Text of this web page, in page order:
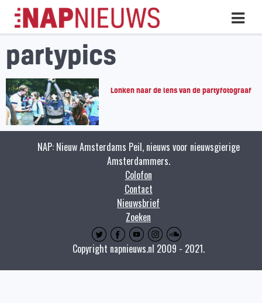
Skip
naar
inhoud
partypics
Lonken naar de lens van de partyfotograaf
NAP: Nieuw Amsterdams Peil, nieuws voor nieuwsgierige
Amsterdammers.
Colofon
Contact
Nieuwsbrief
Zoeken
Copyright napnieuws.nl 2009 - 2021.